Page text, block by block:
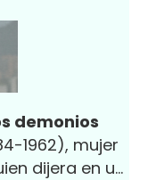
demonios
1962), mujer
dijera en un